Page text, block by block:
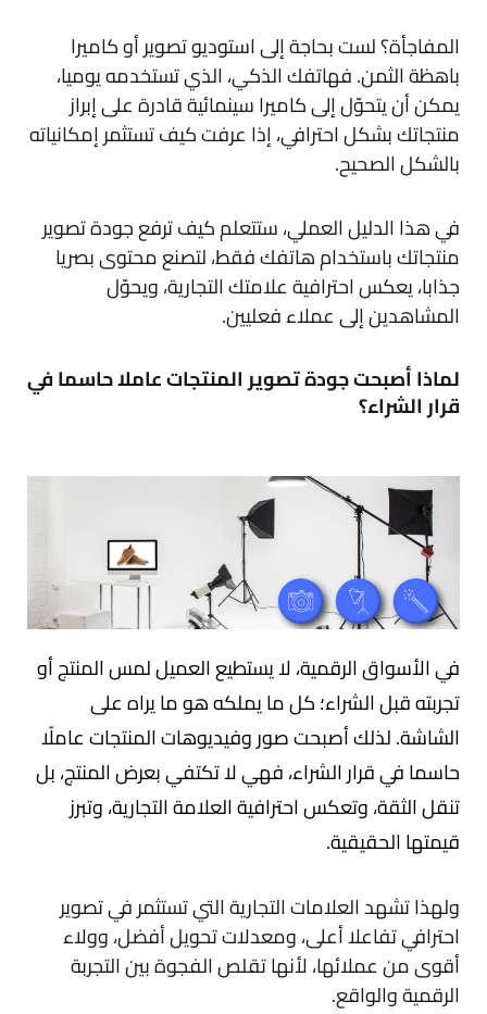
المفاجأة؟ لست بحاجة إلى استوديو تصوير أو كاميرا
باهظة الثمن. فهاتفك الذكي، الذي تستخدمه يوميا،
يمكن أن يتحوّل إلى كاميرا سينمائية قادرة على إبراز
منتجاتك بشكل احترافي، إذا عرفت كيف تستثمر إمكانياته
بالشكل الصحيح.
في هذا الدليل العملي، ستتعلم كيف ترفع جودة تصوير
منتجاتك باستخدام هاتفك فقط، لتصنع محتوى بصريا
جذابا، يعكس احترافية علامتك التجارية، ويحوّل
المشاهدين إلى عملاء فعليين.
لماذا أصبحت جودة تصوير المنتجات عاملا حاسما في
قرار الشراء؟
في الأسواق الرقمية، لا يستطيع العميل لمس المنتج أو
تجربته قبل الشراء؛ كل ما يملكه هو ما يراه على
الشاشة. لذلك أصبحت صور وفيديوهات المنتجات عاملًا
حاسما في قرار الشراء، فهي لا تكتفي بعرض المنتج، بل
تنقل الثقة، وتعكس احترافية العلامة التجارية، وتبرز
قيمتها الحقيقية.
ولهذا تشهد العلامات التجارية التي تستثمر في تصوير
احترافي تفاعلا أعلى، ومعدلات تحويل أفضل، وولاء
أقوى من عملائها، لأنها تقلص الفجوة بين التجربة
الرقمية والواقع.